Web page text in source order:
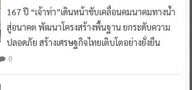
167 ปี “เจ้าท่า”เดินหน้าขับเคลื่อนคมนาคมทางน้ำ
สู่อนาคต พัฒนาโครงสร้างพื้นฐาน ยกระดับความ
ปลอดภัย สร้างเศรษฐกิจไทยเติบโตอย่างยั่งยืน
0